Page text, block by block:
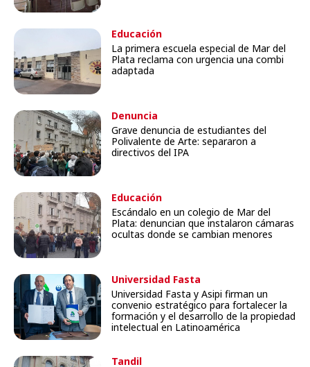
Educación
La primera escuela especial de Mar del
Plata reclama con urgencia una combi
adaptada
Denuncia
Grave denuncia de estudiantes del
Polivalente de Arte: separaron a
directivos del IPA
Educación
Escándalo en un colegio de Mar del
Plata: denuncian que instalaron cámaras
ocultas donde se cambian menores
Universidad Fasta
Universidad Fasta y Asipi firman un
convenio estratégico para fortalecer la
formación y el desarrollo de la propiedad
intelectual en Latinoamérica
Tandil